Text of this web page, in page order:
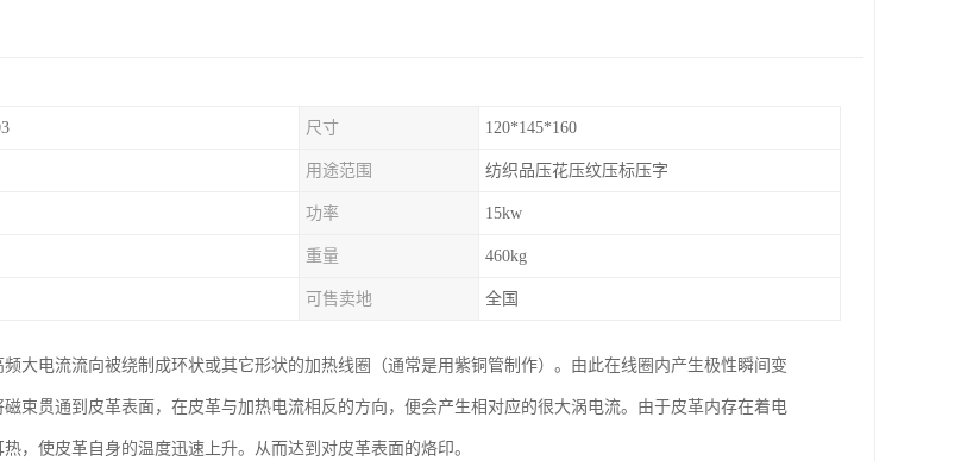
尺寸 120*145*160
用途范围 纺织品压花压纹压标压字
功率 15kw
重量 460kg
可售卖地 全国
大电流流向被绕制成环状或其它形状的加热线圈（通常是用紫铜管制作）。由此在线圈内产生极性瞬间变
束贯通到皮革表面，在皮革与加热电流相反的方向，便会产生相对应的很大涡电流。由于皮革内存在着电
，使皮革自身的温度迅速上升。从而达到对皮革表面的烙印。